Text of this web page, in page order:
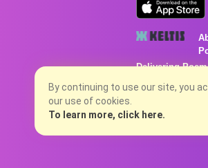
Delivering
Poems are the
no charge...
8/6/2026 11:46:43
By continuing to use our site, you
our use of cookies.
To learn more, click here.